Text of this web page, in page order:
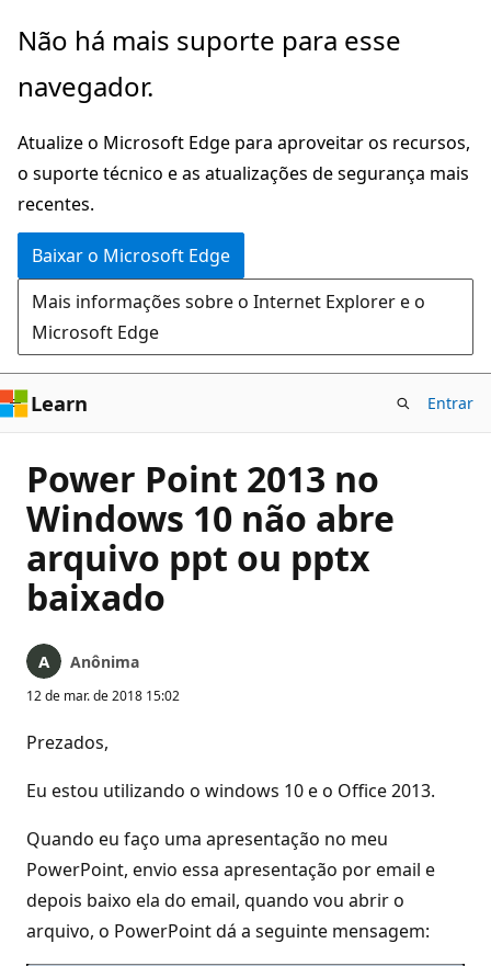
Pular
o
principal
Não há mais suporte para esse
navegador.
Atualize o Microsoft Edge para aproveitar os recursos,
o suporte técnico e as atualizações de segurança mais
recentes.
Baixar o Microsoft Edge
Mais informações sobre o Internet Explorer e o
Microsoft Edge
Learn Entrar
Power Point 2013 no
Windows 10 não abre
arquivo ppt ou pptx
baixado
Anônima
12 de mar. de 2018 15:02
Prezados,
Eu estou utilizando o windows 10 e o Office 2013.
Quando eu faço uma apresentação no meu
PowerPoint, envio essa apresentação por email e
depois baixo ela do email, quando vou abrir o
arquivo, o PowerPoint dá a seguinte mensagem: